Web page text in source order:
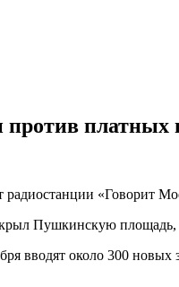
платных
радиостанции «Говорит
Пушкинскую площадь,
вводят около 300